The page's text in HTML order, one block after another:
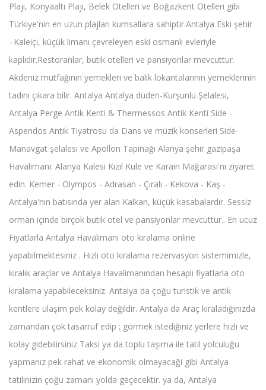
Plajı, Konyaaltı Plajı, Belek Otelleri ve Boğazkent Otelleri gibi
Türkiye'nin en uzun plajları kumsallara sahiptir.Antalya Eski şehir
–Kaleiçi, küçük limanı çevreleyen eski osmanlı evleriyle
kaplıdır.Restoranlar, butik otelleri ve pansiyonlar mevcuttur.
Akdeniz mutfağının yemekleri ve balık lokantalarının yemeklerinin
tadını çıkara bilir. Antalya Antalya düden-Kurşunlu Şelalesi,
Antalya Perge Antik Kenti & Thermessos Antik Kenti Side -
Aspendos Antik Tiyatrosu da Dans ve müzik konserleri Side-
Manavgat şelalesi ve Apollon Tapınağı Alanya şehir gazipaşa
Havalimanı: Alanya Kalesi Kızıl Kule ve Karain Mağarası'nı ziyaret
edin. Kemer - Olympos - Adrasan - Çıralı - Kekova - Kaş -
Antalya'nın batısında yer alan Kalkan, küçük kasabalardır. Sessiz
orman içinde birçok butik otel ve pansiyonlar mevcuttur.. En ucuz
Fiyatlarla Antalya Havalimanı oto kiralama online
yapabilmektesiniz . Hızlı oto kiralama rezervasyon sistemimizle,
kiralık araçlar ve Antalya Havalimanından hesaplı fiyatlarla oto
kiralama yapabileceksiniz. Antalya da çoğu turistik ve antik
kentlere ulaşım pek kolay değildir. Antalya da Araç kiraladığınızda
zamandan çok tasarruf edip ; görmek istediğiniz yerlere hızlı ve
kolay gidebilirsiniz Taksi ya da toplu taşıma ile tatil yolculuğu
yapmanız pek rahat ve ekonomik olmayacaği gibi Antalya
tatilinizin çoğu zamanı yolda geçecektir. ya da, Antalya